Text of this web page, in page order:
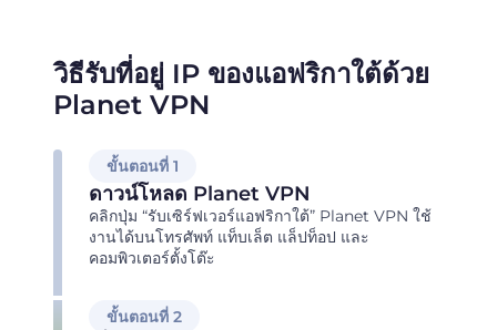
วิธีรับที่อยู่ IP ของแอฟริกาใต้ด้วย
Planet VPN
ขั้นตอนที่ 1
ดาวน์โหลด Planet VPN
คลิกปุ่ม “รับเซิร์ฟเวอร์แอฟริกาใต้” Planet VPN ใช้
งานได้บนโทรศัพท์ แท็บเล็ต แล็ปท็อป และ
คอมพิวเตอร์ตั้งโต๊ะ
ขั้นตอนที่ 2